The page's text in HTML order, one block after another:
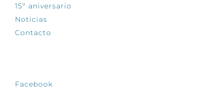
15º aniversario
Noticias
Contacto
Facebook